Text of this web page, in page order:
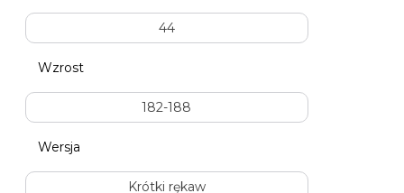
44
Wzrost
182-188
Wersja
Krótki rękaw